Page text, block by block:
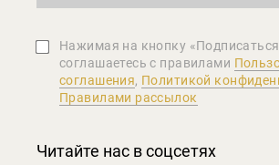
Нажимая на кнопку
соглашаетеcь с правилами
соглашения, Политикой
Правилами рассылок
Читайте нас в соцсетях